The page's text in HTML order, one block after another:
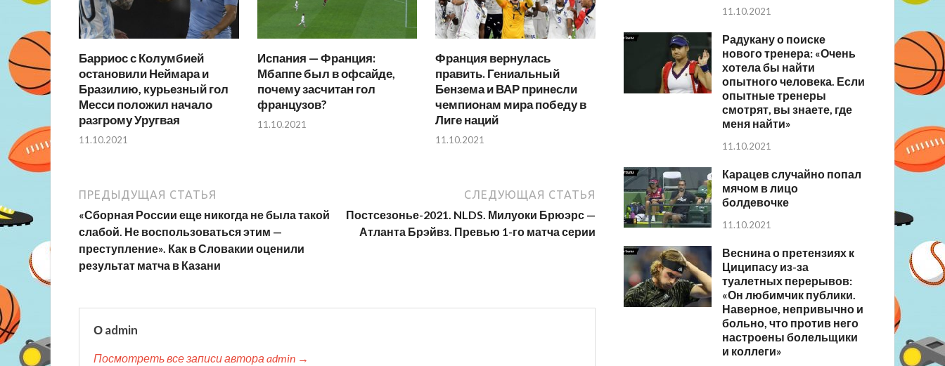
Барриос с Колумбией
остановили Неймара и
Бразилию, курьезный гол
Месси положил начало
разгрому Уругвая
11.10.2021
Испания — Франция:
Мбаппе был в офсайде,
почему засчитан гол
французов?
11.10.2021
Франция вернулась
править. Гениальный
Бензема и ВАР принесли
чемпионам мира победу в
Лиге наций
11.10.2021
ПРЕДЫДУЩАЯ СТАТЬЯ
«Сборная России еще никогда не была такой
слабой. Не воспользоваться этим —
преступление». Как в Словакии оценили
результат матча в Казани
СЛЕДУЮЩАЯ СТАТЬЯ
Постсезонье-2021. NLDS. Милуоки Брюэрс —
Атланта Брэйвз. Превью 1-го матча серии
О admin
Посмотреть все записи автора admin →
11.10.2021
Радукану о поиске
нового тренера: «Очень
хотела бы найти
опытного человека. Если
опытные тренеры
смотрят, вы знаете, где
меня найти»
11.10.2021
Карацев случайно попал
мячом в лицо
болдевочке
11.10.2021
Веснина о претензиях к
Циципасу из-за
туалетных перерывов:
«Он любимчик публики.
Наверное, непривычно и
больно, что против него
настроены болельщики
и коллеги»